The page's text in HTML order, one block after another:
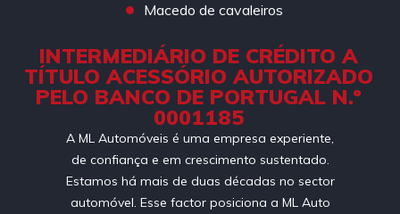
Macedo de cavaleiros
INTERMEDIÁRIO DE CRÉDITO A
TÍTULO ACESSÓRIO AUTORIZADO
PELO BANCO DE PORTUGAL N.º
0001185
A ML Automóveis é uma empresa experiente,
de confiança e em crescimento sustentado.
Estamos há mais de duas décadas no sector
automóvel. Esse factor posiciona a ML Auto